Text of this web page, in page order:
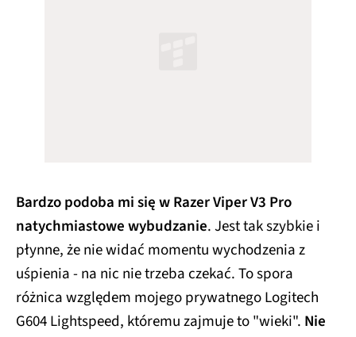
Bardzo podoba mi się w Razer Viper V3 Pro
natychmiastowe wybudzanie. Jest tak szybkie i
płynne, że nie widać momentu wychodzenia z
uśpienia - na nic nie trzeba czekać. To spora
różnica względem mojego prywatnego Logitech
G604 Lightspeed, któremu zajmuje to "wieki". Nie